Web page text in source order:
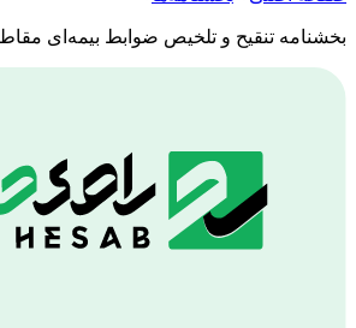
بخشنامه تنقیح و تلخیص ضوابط بیمه‌ای